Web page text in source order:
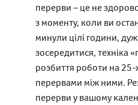
перерви – це не
з моменту, коли ви
минули цілі години,
зосередитися, техніка
розбиття роботи на
перервами між ними.
перерви у вашому